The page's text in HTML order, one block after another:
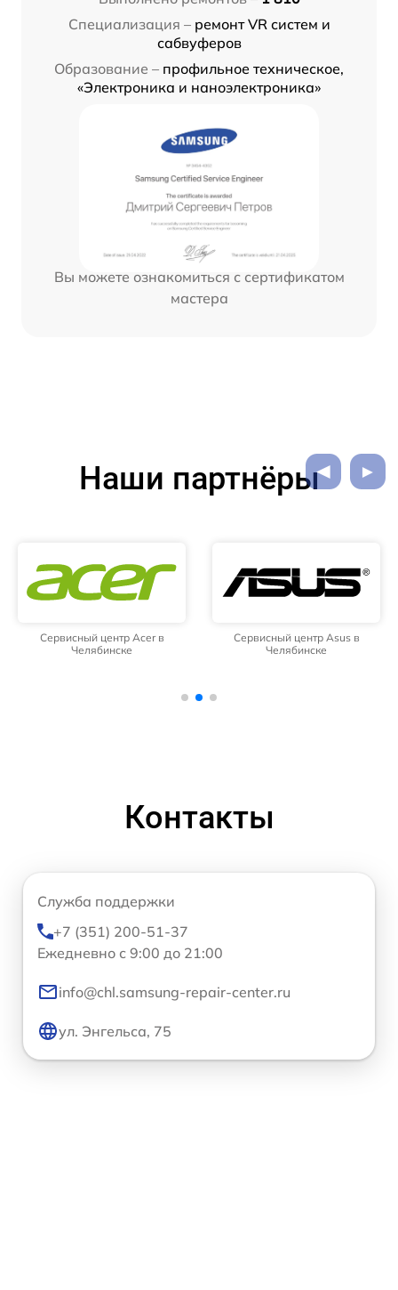
Специализация – ремонт VR систем и
сабвуферов
Образование – профильное техническое,
«Электроника и наноэлектроника»
Вы можете ознакомиться с сертификатом
мастера
Наши партнёры
Сервисный центр Acer в
Челябинске
Сервисный центр Asus в
Челябинске
Контакты
Служба поддержки
+7 (351) 200-51-37
Ежедневно с 9:00 до 21:00
info@chl.samsung-repair-center.ru
ул. Энгельса, 75